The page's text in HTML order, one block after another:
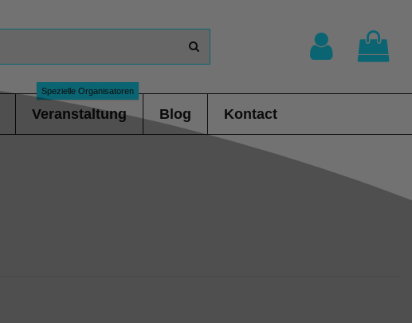
Veranstaltung
Spezielle Organisatoren
Blog Kontact